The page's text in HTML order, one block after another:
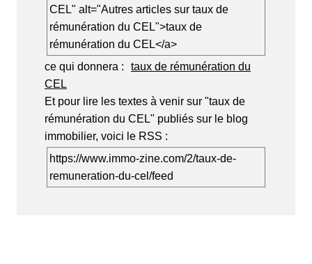
CEL" alt="Autres articles sur taux de
rémunération du CEL">taux de
rémunération du CEL</a>
ce qui donnera :
taux de rémunération du
CEL
Et pour lire les textes à venir sur "taux de
rémunération du CEL" publiés sur le blog
immobilier, voici le RSS :
https://www.immo-zine.com/2/taux-de-
remuneration-du-cel/feed